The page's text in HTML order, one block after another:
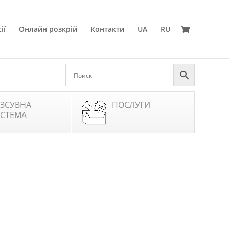
Онлайн розкрій Контакти UA RU
ПОСЛУГИ